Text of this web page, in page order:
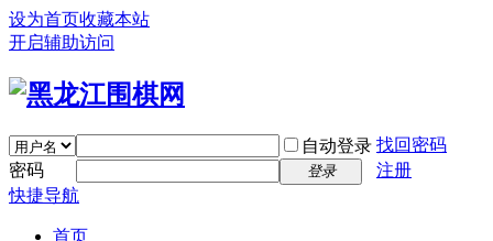
设为首页收藏本站
开启辅助访问
自动登录 找回密码
密码
登录
注册
快捷导航
首页